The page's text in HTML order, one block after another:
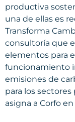
productiva
una de ellas es
Transforma
consultoría que
elementos para
funcionamiento
emisiones de
para los
asigna a Corfo